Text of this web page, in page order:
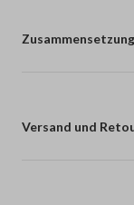
Versand und